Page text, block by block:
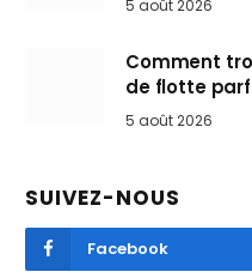
5 août 2026
Comment
de flotte
5 août 2026
SUIVEZ-NOUS
Facebook